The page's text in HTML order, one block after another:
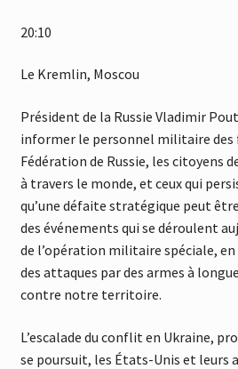
20:10
Le Kremlin, Moscou
Président de la Russie Vladimir
informer le personnel militaire des
Fédération de Russie, les citoyens
à travers le monde, et ceux qui
qu’une défaite stratégique peut
des événements qui se déroulent
de l’opération militaire spéciale,
des attaques par des armes à
contre notre territoire.
L’escalade du conflit en Ukraine,
se poursuit, les États-Unis et leurs